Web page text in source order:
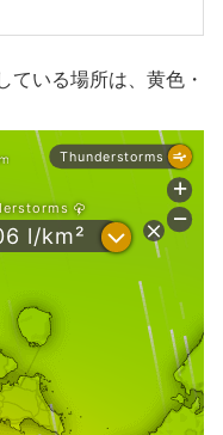
ている場所は、黄色・